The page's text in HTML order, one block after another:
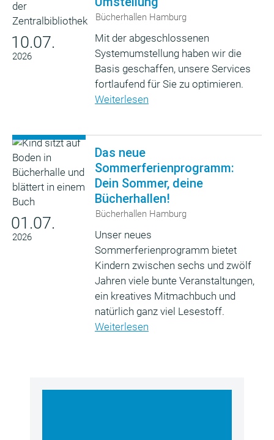
10.07.
2026
Bücherhallen Hamburg
Mit der abgeschlossenen
Systemumstellung haben wir die
Basis geschaffen, unsere Services
fortlaufend für Sie zu optimieren.
Weiterlesen
01.07.
2026
Das neue
Sommerferienprogramm:
Dein Sommer, deine
Bücherhallen!
Bücherhallen Hamburg
Unser neues
Sommerferienprogramm bietet
Kindern zwischen sechs und zwölf
Jahren viele bunte Veranstaltungen,
ein kreatives Mitmachbuch und
natürlich ganz viel Lesestoff.
Weiterlesen